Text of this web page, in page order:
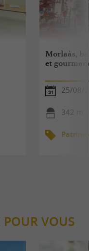
Morlaàs,
et
25/08/
342 m
POUR VOUS